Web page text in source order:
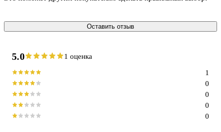
Оставить отзыв
5.0 1 оценка
0
0
0
0
1